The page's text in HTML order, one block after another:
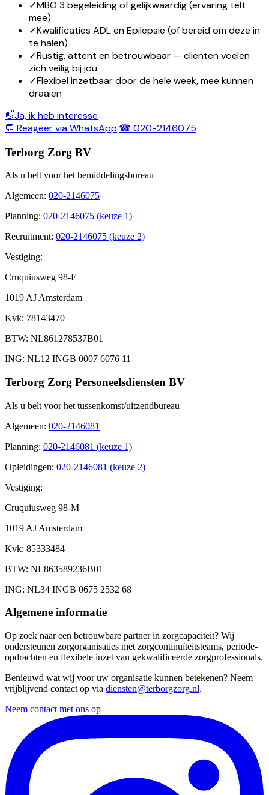
✓MBO 3 begeleiding of gelijkwaardig (ervaring telt
mee)
✓Kwalificaties ADL en Epilepsie (of bereid om deze in
te halen)
✓Rustig, attent en betrouwbaar — cliënten voelen
zich veilig bij jou
✓Flexibel inzetbaar door de hele week, mee kunnen
draaien
👋Ja, ik heb interesse
💬 Reageer via WhatsApp·☎ 020-2146075
Terborg Zorg BV
Als u belt voor het bemiddelingsbureau
Algemeen: 020-2146075
Planning: 020-2146075 (keuze 1)
Recruitment: 020-2146075 (keuze 2)
Vestiging:
Cruquiusweg 98-E
1019 AJ Amsterdam
Kvk: 78143470
BTW: NL861278537B01
ING: NL12 INGB 0007 6076 11
Terborg Zorg Personeelsdiensten BV
Als u belt voor het tussenkomst/uitzendbureau
Algemeen: 020-2146081
Planning: 020-2146081 (keuze 1)
Opleidingen: 020-2146081 (keuze 2)
Vestiging:
Cruquiusweg 98-M
1019 AJ Amsterdam
Kvk: 85333484
BTW: NL863589236B01
ING: NL34 INGB 0675 2532 68
Algemene informatie
Op zoek naar een betrouwbare partner in zorgcapaciteit? Wij
ondersteunen zorgorganisaties met zorgcontinuïteitsteams, periode-
opdrachten en flexibele inzet van gekwalificeerde zorgprofessionals.
Benieuwd wat wij voor uw organisatie kunnen betekenen? Neem
vrijblijvend contact op via diensten@terborgzorg.nl.
Neem contact met ons op